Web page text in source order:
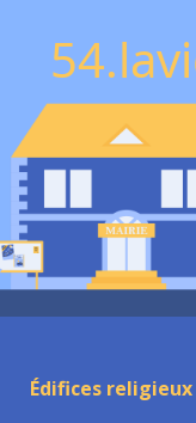
Édifices religieux